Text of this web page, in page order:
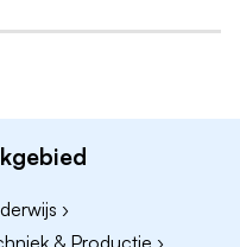
vastgoed,
en
›